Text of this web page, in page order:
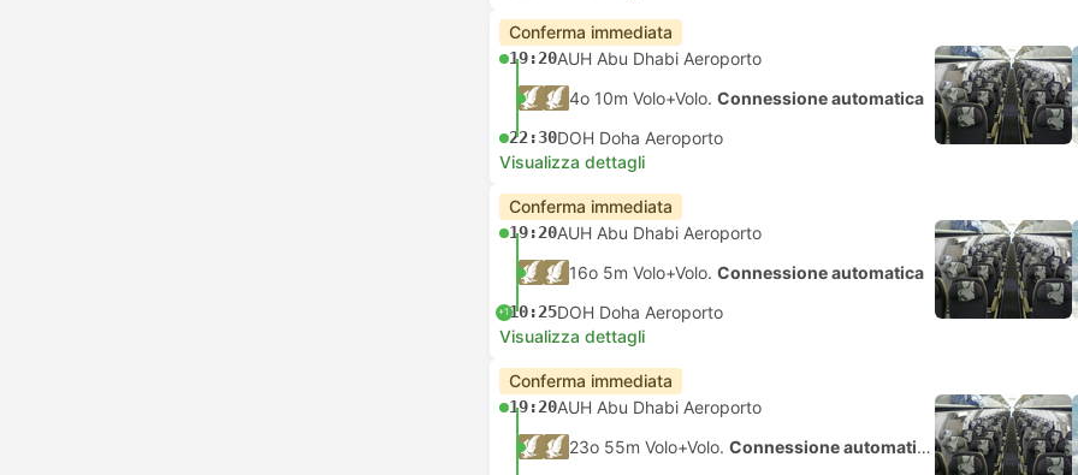
Conferma immediata
19:20AUH Abu Dhabi Aeroporto
4o 10m Volo+Volo. Connessione automatica
22:30DOH Doha Aeroporto
Visualizza dettagli
Conferma immediata
19:20AUH Abu Dhabi Aeroporto
16o 5m Volo+Volo. Connessione automatica
+110:25DOH Doha Aeroporto
Visualizza dettagli
Conferma immediata
19:20AUH Abu Dhabi Aeroporto
23o 55m Volo+Volo. Connessione automatica